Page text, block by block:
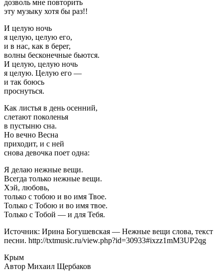
дозволь мне повторить
эту музыку хотя бы раз!!
И целую ночь
я целую, целую его,
и в нас, как в берег,
волны бесконечные бьются.
И целую, целую ночь
я целую. Целую его —
и так боюсь
проснуться.
Как листья в день осенний,
слетают поколенья
в пустыню сна.
Но вечно Весна
приходит, и с ней
снова девочка поет одна:
Я делаю нежные вещи.
Всегда только нежные вещи.
Хэй, любовь,
только с тобою и во имя Твое.
Только с Тобою и во имя твое.
Только с Тобой — и для Тебя.
Источник: Ирина Богушевская — Нежные вещи слова, текст
песни. http://txtmusic.ru/view.php?id=30933#ixzz1mM3UP2qg
Крым
Автор Михаил Щербаков